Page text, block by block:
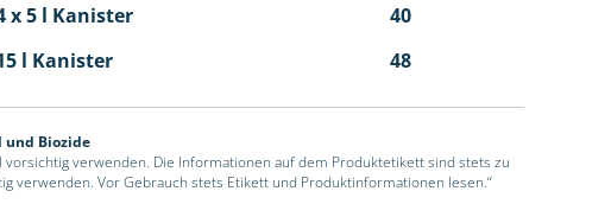
x 5 l Kanister
40
l Kanister 48
Biozide
verwenden. Die Informationen auf dem Produktetikett sind stets zu
verwenden. Vor Gebrauch stets Etikett und Produktinformationen lesen.“